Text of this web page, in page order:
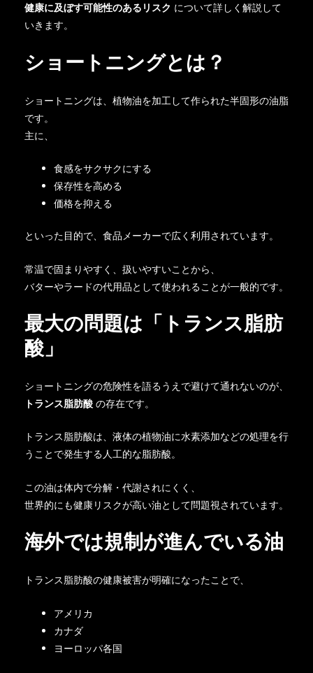
健康に及ぼす可能性のあるリスク について詳しく解説して
いきます。
ショートニングとは？
ショートニングは、植物油を加工して作られた半固形の油脂
です。
主に、
食感をサクサクにする
保存性を高める
価格を抑える
といった目的で、食品メーカーで広く利用されています。
常温で固まりやすく、扱いやすいことから、
バターやラードの代用品として使われることが一般的です。
最大の問題は「トランス脂肪
酸」
ショートニングの危険性を語るうえで避けて通れないのが、
トランス脂肪酸の存在です。
トランス脂肪酸は、液体の植物油に水素添加などの処理を行
うことで発生する人工的な脂肪酸。
この油は体内で分解・代謝されにくく、
世界的にも健康リスクが高い油として問題視されています。
海外では規制が進んでいる油
トランス脂肪酸の健康被害が明確になったことで、
アメリカ
カナダ
ヨーロッパ各国